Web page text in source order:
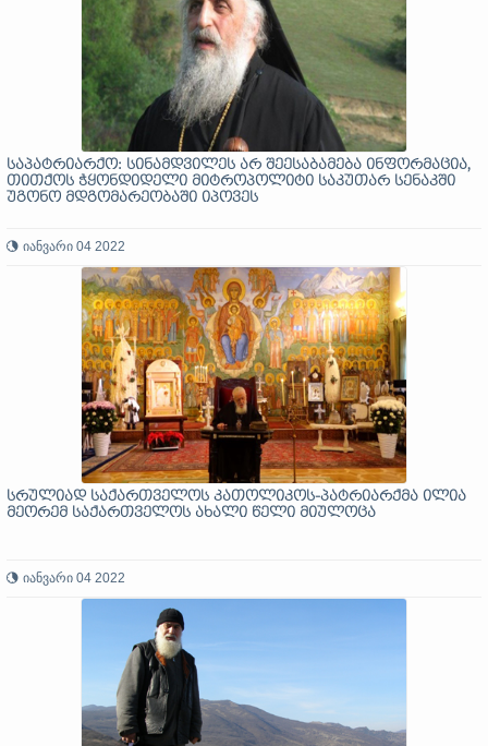
საპატრიარქო: სინამდვილეს არ შეესაბამება ინფორმაცია,
თითქოს ჭყონდიდელი მიტროპოლიტი საკუთარ სენაკში
უგონო მდგომარეობაში იპოვეს
იანვარი 04 2022
სრულიად საქართველოს კათოლიკოს-პატრიარქმა ილია
მეორემ საქართველოს ახალი წელი მიულოცა
იანვარი 04 2022